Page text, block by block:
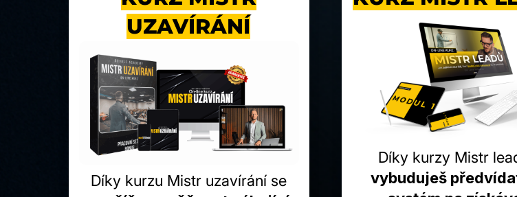
UZAVÍRÁNÍ
Díky kurzu Mistr uzavírání se
Díky kurzy Mistr
vybuduješ